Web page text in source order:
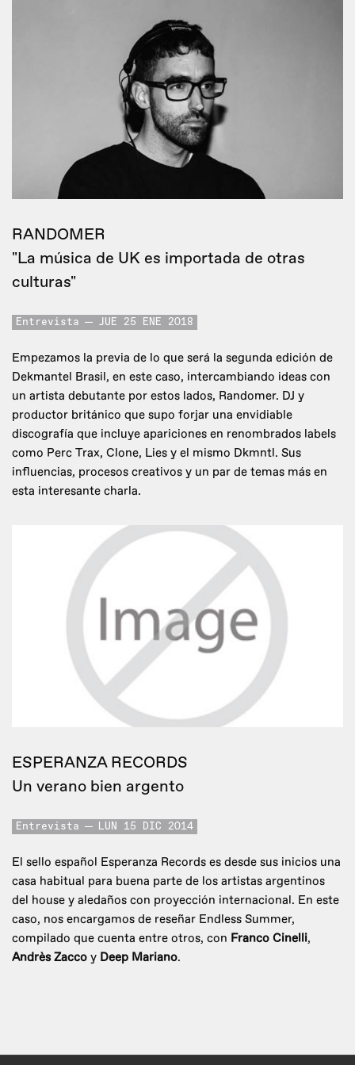
RANDOMER
"La música de UK es importada de otras
culturas"
Entrevista JUE 25 ENE 2018
Empezamos la previa de lo que será la segunda edición de
Dekmantel Brasil, en este caso, intercambiando ideas con
un artista debutante por estos lados, Randomer. DJ y
productor británico que supo forjar una envidiable
discografía que incluye apariciones en renombrados labels
como Perc Trax, Clone, Lies y el mismo Dkmntl. Sus
influencias, procesos creativos y un par de temas más en
esta interesante charla.
ESPERANZA RECORDS
Un verano bien argento
Entrevista LUN 15 DIC 2014
El sello español Esperanza Records es desde sus inicios una
casa habitual para buena parte de los artistas argentinos
del house y aledaños con proyección internacional. En este
caso, nos encargamos de reseñar Endless Summer,
compilado que cuenta entre otros, con Franco Cinelli,
Andrès Zacco y Deep Mariano.